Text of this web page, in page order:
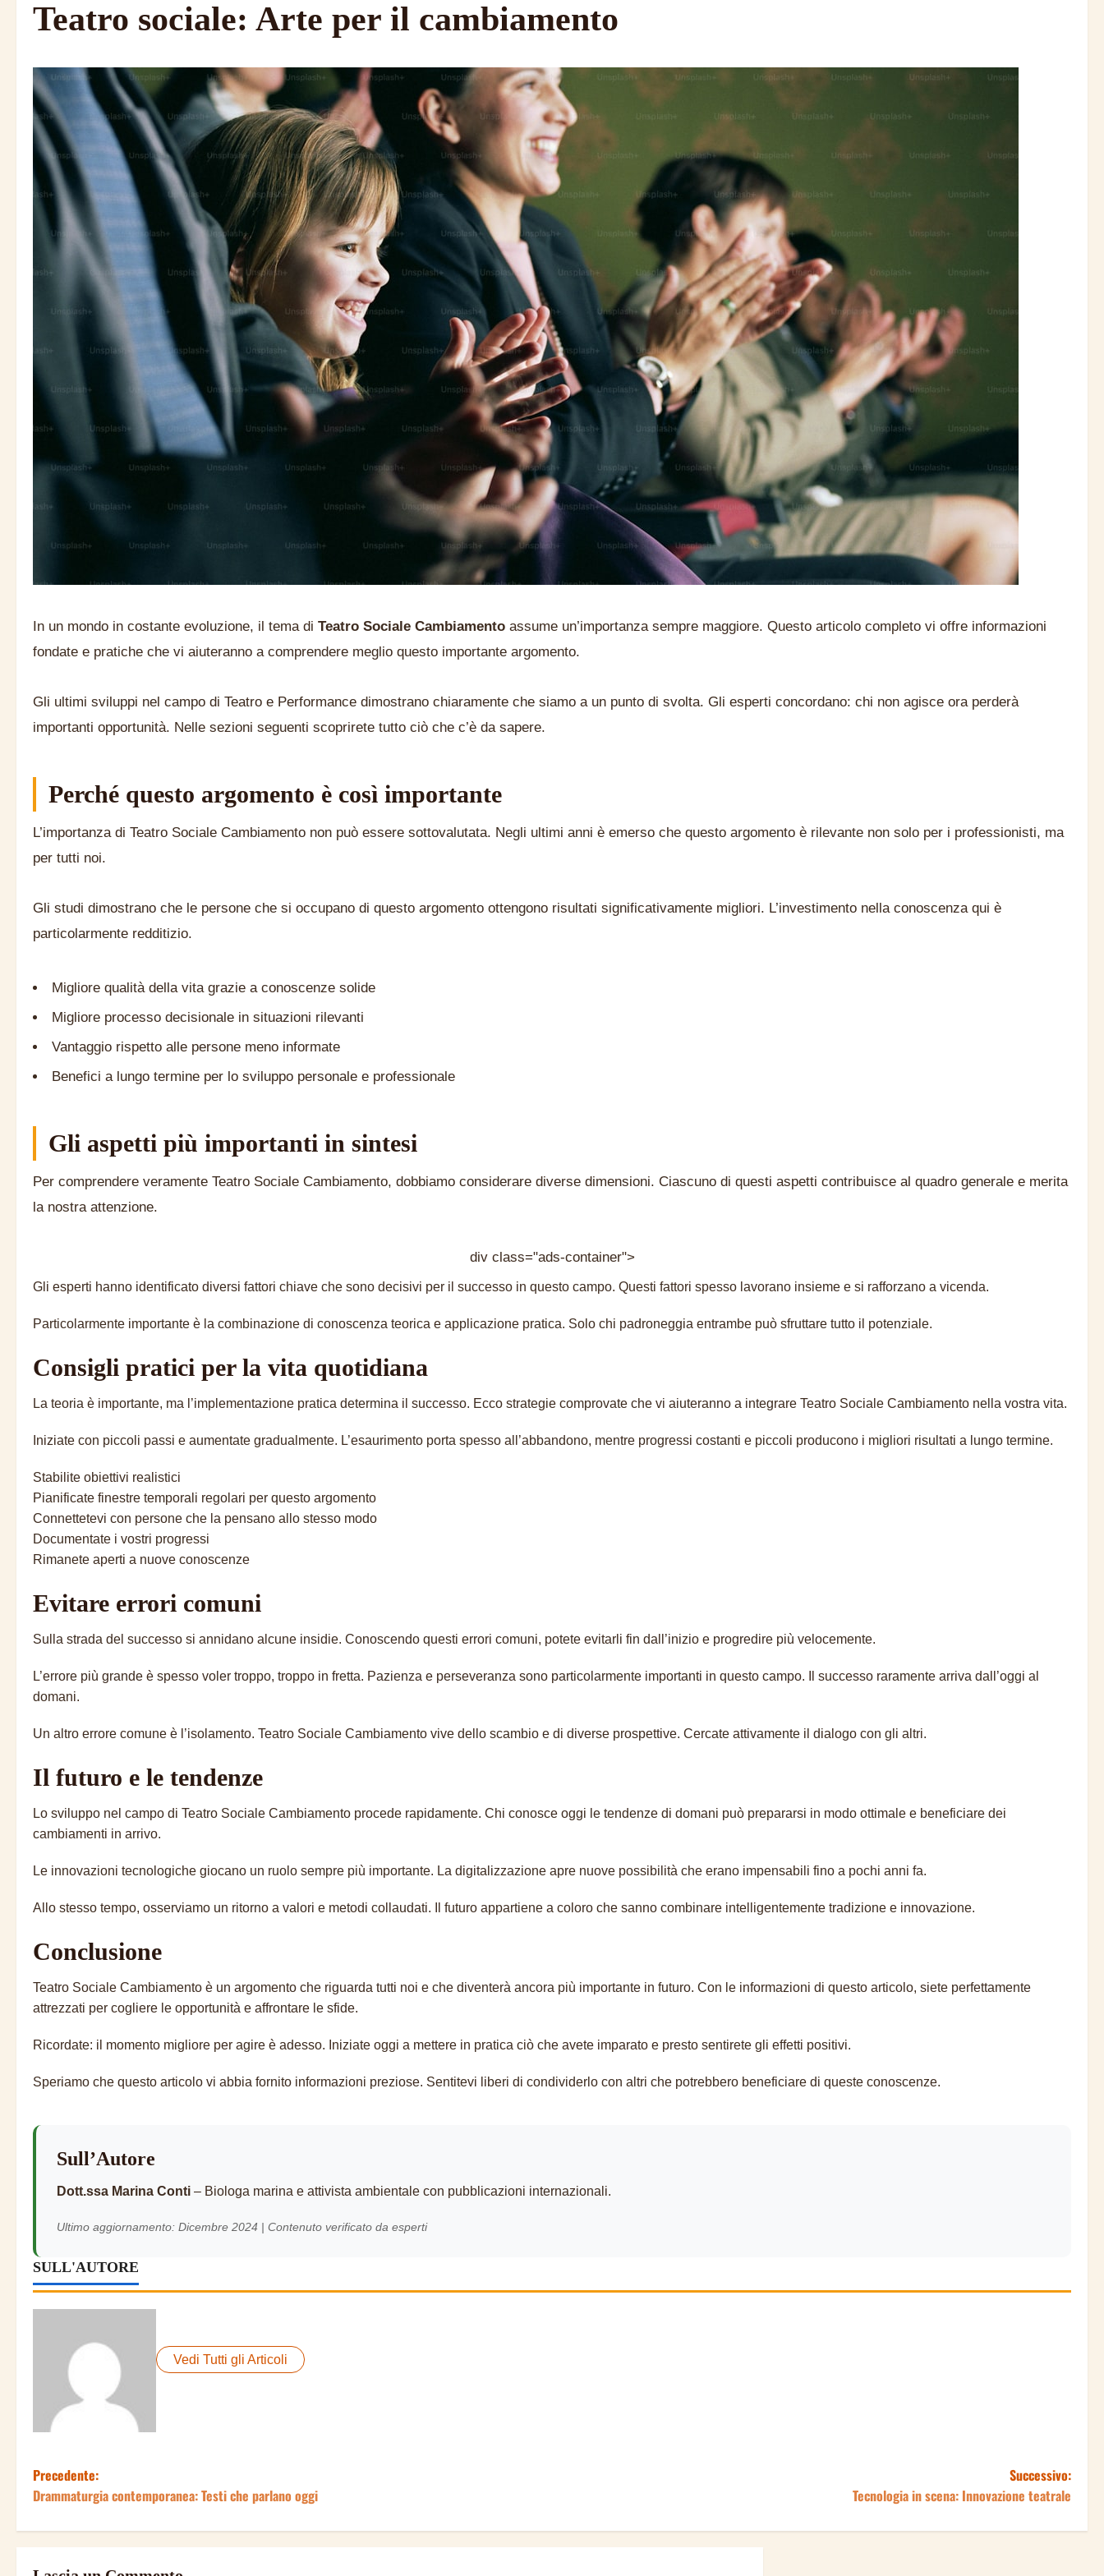
Teatro sociale: Arte per il cambiamento
In un mondo in costante evoluzione, il tema di Teatro Sociale Cambiamento assume un’importanza sempre maggiore. Questo articolo completo vi offre informazioni
fondate e pratiche che vi aiuteranno a comprendere meglio questo importante argomento.
Gli ultimi sviluppi nel campo di Teatro e Performance dimostrano chiaramente che siamo a un punto di svolta. Gli esperti concordano: chi non agisce ora perderà
importanti opportunità. Nelle sezioni seguenti scoprirete tutto ciò che c’è da sapere.
Perché questo argomento è così importante
L’importanza di Teatro Sociale Cambiamento non può essere sottovalutata. Negli ultimi anni è emerso che questo argomento è rilevante non solo per i professionisti, ma
per tutti noi.
Gli studi dimostrano che le persone che si occupano di questo argomento ottengono risultati significativamente migliori. L’investimento nella conoscenza qui è
particolarmente redditizio.
Migliore qualità della vita grazie a conoscenze solide
Migliore processo decisionale in situazioni rilevanti
Vantaggio rispetto alle persone meno informate
Benefici a lungo termine per lo sviluppo personale e professionale
Gli aspetti più importanti in sintesi
Per comprendere veramente Teatro Sociale Cambiamento, dobbiamo considerare diverse dimensioni. Ciascuno di questi aspetti contribuisce al quadro generale e merita
la nostra attenzione.
div class="ads-container">
Gli esperti hanno identificato diversi fattori chiave che sono decisivi per il successo in questo campo. Questi fattori spesso lavorano insieme e si rafforzano a vicenda.
Particolarmente importante è la combinazione di conoscenza teorica e applicazione pratica. Solo chi padroneggia entrambe può sfruttare tutto il potenziale.
Consigli pratici per la vita quotidiana
La teoria è importante, ma l’implementazione pratica determina il successo. Ecco strategie comprovate che vi aiuteranno a integrare Teatro Sociale Cambiamento nella vostra vita.
Iniziate con piccoli passi e aumentate gradualmente. L’esaurimento porta spesso all’abbandono, mentre progressi costanti e piccoli producono i migliori risultati a lungo termine.
Stabilite obiettivi realistici
Pianificate finestre temporali regolari per questo argomento
Connettetevi con persone che la pensano allo stesso modo
Documentate i vostri progressi
Rimanete aperti a nuove conoscenze
Evitare errori comuni
Sulla strada del successo si annidano alcune insidie. Conoscendo questi errori comuni, potete evitarli fin dall’inizio e progredire più velocemente.
L’errore più grande è spesso voler troppo, troppo in fretta. Pazienza e perseveranza sono particolarmente importanti in questo campo. Il successo raramente arriva dall’oggi al
domani.
Un altro errore comune è l’isolamento. Teatro Sociale Cambiamento vive dello scambio e di diverse prospettive. Cercate attivamente il dialogo con gli altri.
Il futuro e le tendenze
Lo sviluppo nel campo di Teatro Sociale Cambiamento procede rapidamente. Chi conosce oggi le tendenze di domani può prepararsi in modo ottimale e beneficiare dei
cambiamenti in arrivo.
Le innovazioni tecnologiche giocano un ruolo sempre più importante. La digitalizzazione apre nuove possibilità che erano impensabili fino a pochi anni fa.
Allo stesso tempo, osserviamo un ritorno a valori e metodi collaudati. Il futuro appartiene a coloro che sanno combinare intelligentemente tradizione e innovazione.
Conclusione
Teatro Sociale Cambiamento è un argomento che riguarda tutti noi e che diventerà ancora più importante in futuro. Con le informazioni di questo articolo, siete perfettamente
attrezzati per cogliere le opportunità e affrontare le sfide.
Ricordate: il momento migliore per agire è adesso. Iniziate oggi a mettere in pratica ciò che avete imparato e presto sentirete gli effetti positivi.
Speriamo che questo articolo vi abbia fornito informazioni preziose. Sentitevi liberi di condividerlo con altri che potrebbero beneficiare di queste conoscenze.
Sull’Autore
Dott.ssa Marina Conti – Biologa marina e attivista ambientale con pubblicazioni internazionali.
Ultimo aggiornamento: Dicembre 2024 | Contenuto verificato da esperti
SULL'AUTORE
Vedi Tutti gli Articoli
N
Precedente:
Drammaturgia contemporanea: Testi che parlano oggi
Successivo:
Tecnologia in scena: Innovazione teatrale